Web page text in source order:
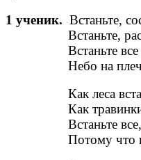
1 ученик. Встаньте,
Встаньте,
Встаньте все
Небо на плечах
Как леса встают
Как травинки
Встаньте все,
Потому что в